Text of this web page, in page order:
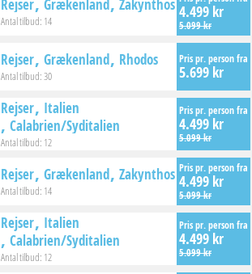
Rejser Grækenland Zakynthos
Antal tilbud: 14 4.499 kr
5.099 kr
Rejser Grækenland Rhodos
Antal tilbud:30
Pris pr. person fra
5.699 kr
Rejser Italien
Calabrien/Syditalien
Antal tilbud: 12
Pris pr. person fra
4.499 kr
5.099 kr
Rejser Grækenland Zakynthos
Antal tilbud: 14
Pris pr. person fra
4.499 kr
5.099 kr
Rejser Italien
Calabrien/Syditalien
Antal tilbud: 12
Pris pr. person fra
4.499 kr
5.099 kr